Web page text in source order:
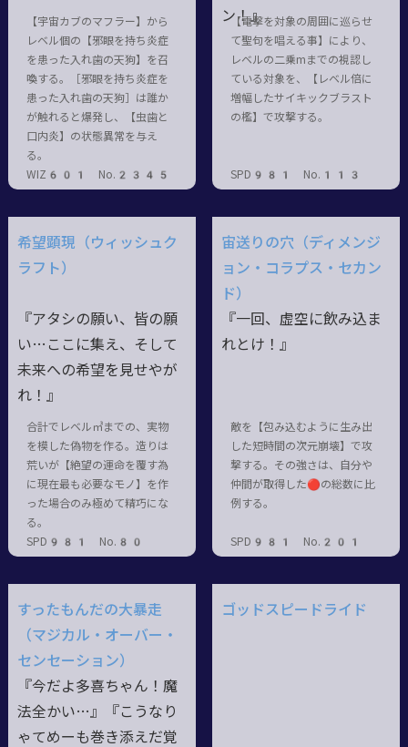
【宇宙カブのマフラー】から
レベル個の【邪眼を持ち炎症
を患った入れ歯の天狗】を召
喚する。［邪眼を持ち炎症を
患った入れ歯の天狗］は誰か
が触れると爆発し、【虫歯と
口内炎】の状態異常を与え
る。
WIZ601 No.2345
ン！』
【電撃を対象の周囲に巡らせ
て聖句を唱える事】により、
レベルの二乗mまでの視認し
ている対象を、【レベル倍に
増幅したサイキックブラスト
の檻】で攻撃する。
SPD981 No.113
希望顕現（ウィッシュク
ラフト）
『アタシの願い、皆の願
い…ここに集え、そして
未来への希望を見せやが
れ！』
合計でレベル㎥までの、実物
を模した偽物を作る。造りは
荒いが【絶望の運命を覆す為
に現在最も必要なモノ】を作
った場合のみ極めて精巧にな
る。
SPD981 No.80
宙送りの穴（ディメンジ
ョン・コラプス・セカン
ド）
『一回、虚空に飲み込ま
れとけ！』
敵を【包み込むように生み出
した短時間の次元崩壊】で攻
撃する。その強さは、自分や
仲間が取得した🔴の総数に比
例する。
SPD981 No.201
すったもんだの大暴走
（マジカル・オーバー・
センセーション）
『今だよ多喜ちゃん！魔
法全かい…』『こうなり
ゃてめーも巻き添えだ覚
ゴッドスピードライド